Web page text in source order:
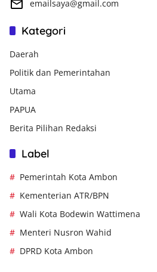
emailsaya@gmail.com
Kategori
Daerah
Politik dan Pemerintahan
Utama
PAPUA
Berita Pilihan Redaksi
Label
Pemerintah Kota Ambon
Kementerian ATR/BPN
Wali Kota Bodewin Wattimena
Menteri Nusron Wahid
DPRD Kota Ambon